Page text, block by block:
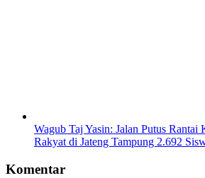
Wagub Taj Yasin: Jalan Putus Rantai
Rakyat di Jateng Tampung 2.692
Komentar